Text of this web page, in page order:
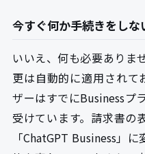
今すぐ何か手続きをしな
いいえ、何も必要ありま
更は自動的に適用されて
ザーはすでにBusinessプ
受けています。請求書の
「ChatGPT Business」